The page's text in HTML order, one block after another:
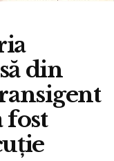
din
fost